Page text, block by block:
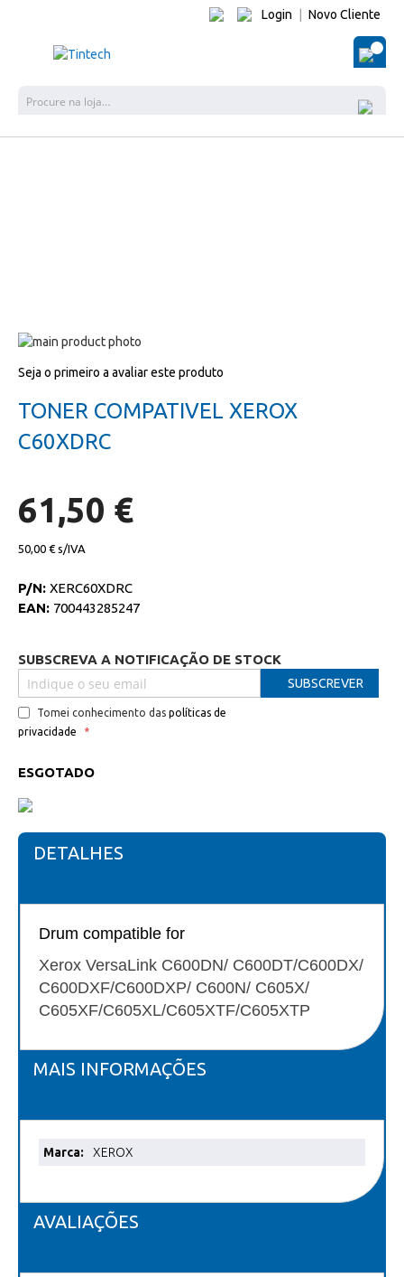
Login Novo Cliente
O
Salte
o
galeria
de
para
início
da
galeria
Seja o primeiro a avaliar este produto
TONER COMPATIVEL XEROX
C60XDRC
61,50 €
50,00 €
P/N: XERC60XDRC
EAN: 700443285247
SUBSCREVA A NOTIFICAÇÃO DE STOCK
Tomei conhecimento das políticas de
privacidade
SUBSCREVER
ESGOTADO
DETALHES
Drum compatible for
Xerox VersaLink C600DN/ C600DT/C600DX/
C600DXF/C600DXP/ C600N/ C605X/
C605XF/C605XL/C605XTF/C605XTP
MAIS INFORMAÇÕES
Mais
XEROX
AVALIAÇÕES